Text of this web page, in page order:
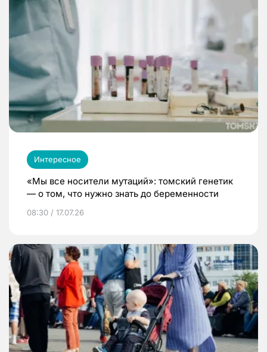
Интересное
«Мы все носители мутаций»: томский генетик
— о том, что нужно знать до беременности
08:30 / 17.07.26